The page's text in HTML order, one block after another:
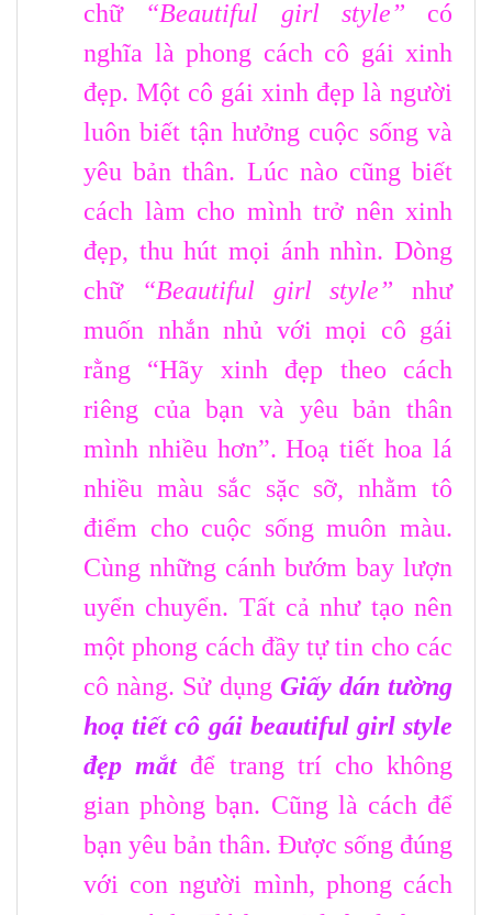
chữ
“Beautiful girl style” có
nghĩa là phong cách cô gái xinh
đẹp. Một cô gái xinh đẹp là người
luôn biết tận hưởng cuộc sống và
yêu bản thân. Lúc nào cũng biết
cách làm cho mình trở nên xinh
đẹp, thu hút mọi ánh nhìn. Dòng
chữ
“Beautiful girl style” như
muốn nhắn nhủ với mọi cô gái
rằng “Hãy xinh đẹp theo cách
riêng của bạn và yêu bản thân
mình nhiều hơn”. Hoạ tiết hoa lá
nhiều màu sắc sặc sỡ, nhằm tô
điểm cho cuộc sống muôn màu.
Cùng những cánh bướm bay lượn
uyển chuyển. Tất cả như tạo nên
một phong cách đầy tự tin cho các
cô nàng. Sử dụng Giấy dán tường
hoạ tiết cô gái beautiful girl style
đẹp mắt để trang trí cho không
gian phòng bạn. Cũng là cách để
bạn yêu bản thân. Được sống đúng
với con người mình, phong cách